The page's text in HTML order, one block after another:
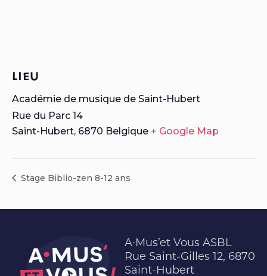
LIEU
Académie de musique de Saint-Hubert
Rue du Parc 14
Saint-Hubert, 6870 Belgique + Google Map
Stage Biblio-zen 8-12 ans
A∙Mus’et Vous ASBL
Rue Saint-Gilles 12, 6870
Saint-Hubert